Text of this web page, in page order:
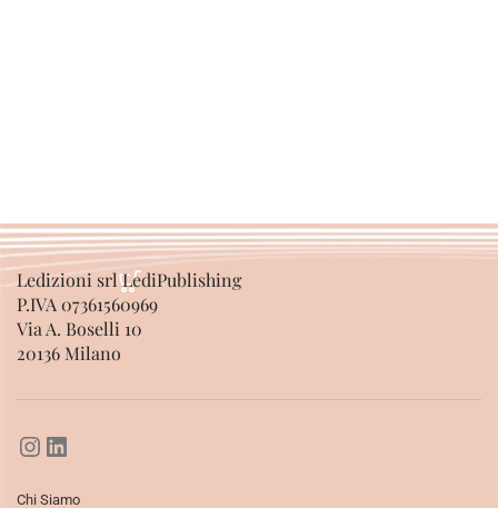
Ledizioni srl LediPublishing
P.IVA 07361560969
Via A. Boselli 10
20136 Milano
Chi Siamo